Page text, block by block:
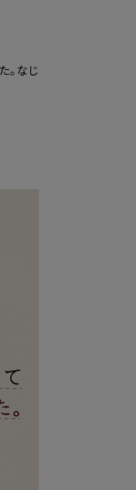
。なじ